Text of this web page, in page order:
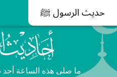
حديث الرسول ﷺ
ما صلى هذه الساعة